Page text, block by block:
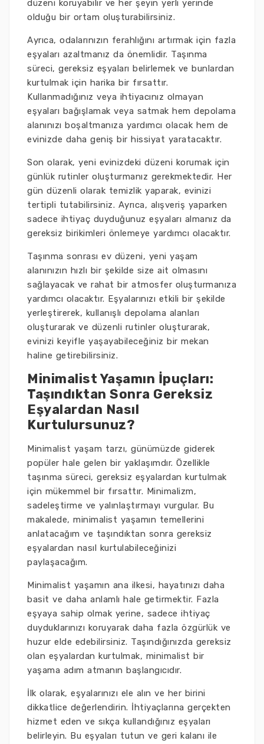
düzeni koruyabilir ve her şeyin yerli yerinde
olduğu bir ortam oluşturabilirsiniz.
Ayrıca, odalarınızın ferahlığını artırmak için fazla
eşyaları azaltmanız da önemlidir. Taşınma
süreci, gereksiz eşyaları belirlemek ve bunlardan
kurtulmak için harika bir fırsattır.
Kullanmadığınız veya ihtiyacınız olmayan
eşyaları bağışlamak veya satmak hem depolama
alanınızı boşaltmanıza yardımcı olacak hem de
evinizde daha geniş bir hissiyat yaratacaktır.
Son olarak, yeni evinizdeki düzeni korumak için
günlük rutinler oluşturmanız gerekmektedir. Her
gün düzenli olarak temizlik yaparak, evinizi
tertipli tutabilirsiniz. Ayrıca, alışveriş yaparken
sadece ihtiyaç duyduğunuz eşyaları almanız da
gereksiz birikimleri önlemeye yardımcı olacaktır.
Taşınma sonrası ev düzeni, yeni yaşam
alanınızın hızlı bir şekilde size ait olmasını
sağlayacak ve rahat bir atmosfer oluşturmanıza
yardımcı olacaktır. Eşyalarınızı etkili bir şekilde
yerleştirerek, kullanışlı depolama alanları
oluşturarak ve düzenli rutinler oluşturarak,
evinizi keyifle yaşayabileceğiniz bir mekan
haline getirebilirsiniz.
Minimalist Yaşamın İpuçları:
Taşındıktan Sonra Gereksiz
Eşyalardan Nasıl
Kurtulursunuz?
Minimalist yaşam tarzı, günümüzde giderek
popüler hale gelen bir yaklaşımdır. Özellikle
taşınma süreci, gereksiz eşyalardan kurtulmak
için mükemmel bir fırsattır. Minimalizm,
sadeleştirme ve yalınlaştırmayı vurgular. Bu
makalede, minimalist yaşamın temellerini
anlatacağım ve taşındıktan sonra gereksiz
eşyalardan nasıl kurtulabileceğinizi
paylaşacağım.
Minimalist yaşamın ana ilkesi, hayatınızı daha
basit ve daha anlamlı hale getirmektir. Fazla
eşyaya sahip olmak yerine, sadece ihtiyaç
duyduklarınızı koruyarak daha fazla özgürlük ve
huzur elde edebilirsiniz. Taşındığınızda gereksiz
olan eşyalardan kurtulmak, minimalist bir
yaşama adım atmanın başlangıcıdır.
İlk olarak, eşyalarınızı ele alın ve her birini
dikkatlice değerlendirin. İhtiyaçlarına gerçekten
hizmet eden ve sıkça kullandığınız eşyaları
belirleyin. Bu eşyaları tutun ve geri kalanı ile